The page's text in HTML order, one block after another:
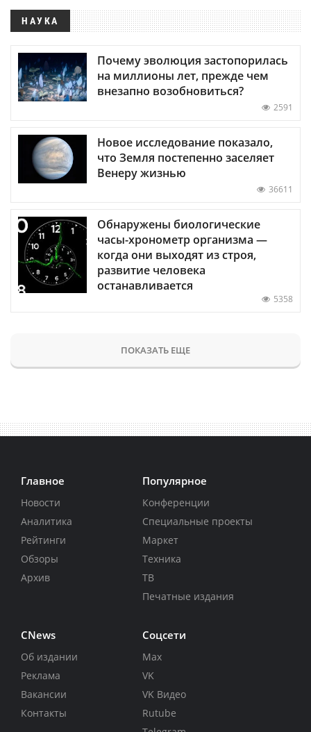
НАУКА
Почему эволюция застопорилась
на миллионы лет, прежде чем
внезапно возобновиться?
2591
Новое исследование показало,
что Земля постепенно заселяет
Венеру жизнью
36611
Обнаружены биологические
часы-хронометр организма —
когда они выходят из строя,
развитие человека
останавливается
5358
ПОКАЗАТЬ ЕЩЕ
Главное
Новости
Аналитика
Рейтинги
Обзоры
Архив
Популярное
Конференции
Специальные проекты
Маркет
Техника
ТВ
Печатные издания
CNews
Об издании
Реклама
Вакансии
Контакты
Соцсети
Max
VK
VK Видео
Rutube